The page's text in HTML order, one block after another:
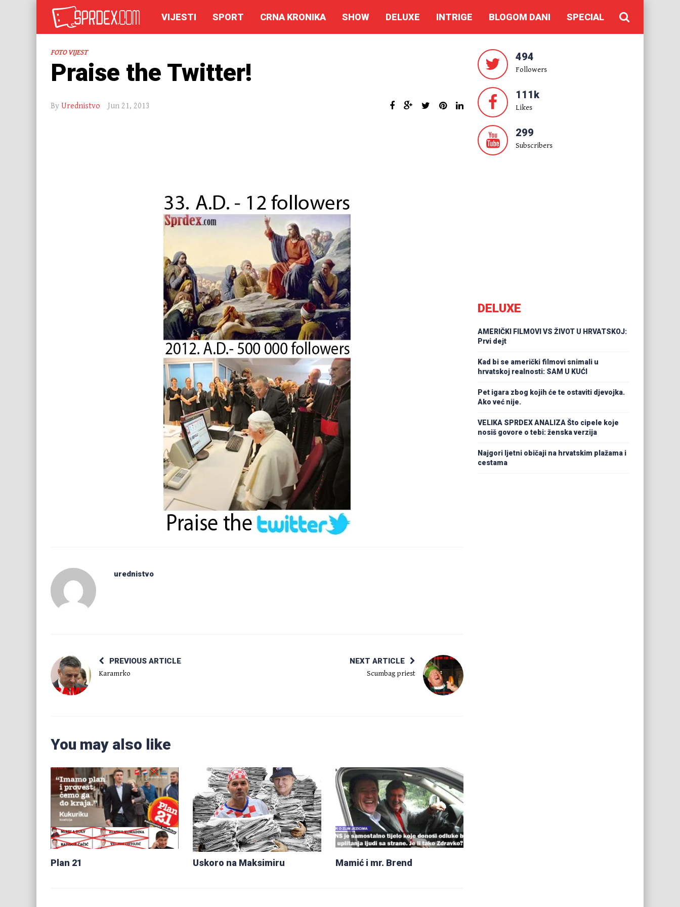
VIJESTI SPORT CRNA KRONIKA SHOW DELUXE INTRIGE BLOGOM DANI SPECIAL
FOTO VIJEST
Praise the Twitter!
By Urednistvo Jun 21, 2013
urednistvo
PREVIOUS ARTICLE
Karamrko
NEXT ARTICLE
Scumbag priest
You may also like
Plan 21 Uskoro na Maksimiru Mamić i mr. Brend
494
Followers
111k
Likes
299
Subscribers
DELUXE
AMERIČKI FILMOVI VS ŽIVOT U HRVATSKOJ:
Prvi dejt
Kad bi se američki filmovi snimali u
hrvatskoj realnosti: SAM U KUĆI
Pet igara zbog kojih će te ostaviti djevojka.
Ako već nije.
VELIKA SPRDEX ANALIZA Što cipele koje
nosiš govore o tebi: ženska verzija
Najgori ljetni običaji na hrvatskim plažama i
cestama